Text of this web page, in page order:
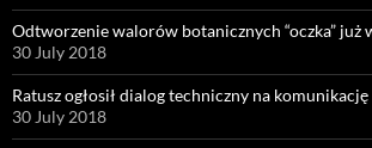
Odtworzenie walorów botanicznych “oczka” już
30 July 2018
Ratusz ogłosił dialog techniczny na
30 July 2018